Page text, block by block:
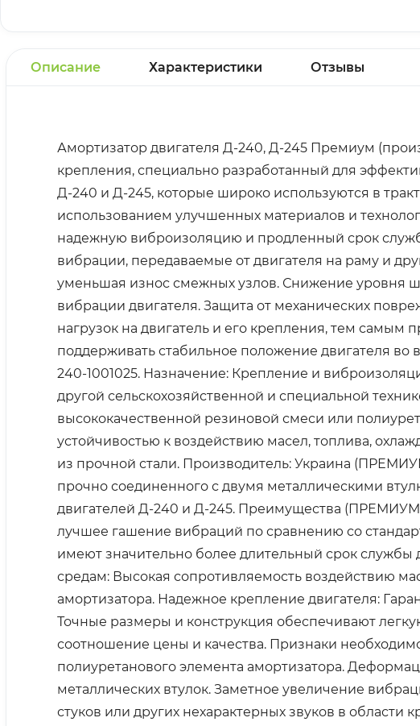
Описание Характеристики Отзывы
Амортизатор двигателя Д-240, Д-245 Премиум
крепления, специально разработанный для
Д-240 и Д-245, которые широко используются в
использованием улучшенных материалов и
надежную виброизоляцию и продленный срок
вибрации, передаваемые от двигателя на раму и
уменьшая износ смежных узлов. Снижение уровня
вибрации двигателя. Защита от механических
нагрузок на двигатель и его крепления, тем самым
поддерживать стабильное положение двигателя во
240-1001025. Назначение: Крепление и
другой сельскохозяйственной и специальной
высококачественной резиновой смеси или
устойчивостью к воздействию масел, топлива,
из прочной стали. Производитель: Украина
прочно соединенного с двумя металлическими
двигателей Д-240 и Д-245. Преимущества (ПРЕМИУМ
лучшее гашение вибраций по сравнению со
имеют значительно более длительный срок службы
средам: Высокая сопротивляемость воздействию
амортизатора. Надежное крепление двигателя:
Точные размеры и конструкция обеспечивают
соотношение цены и качества. Признаки
полиуретанового элемента амортизатора.
металлических втулок. Заметное увеличение
стуков или других нехарактерных звуков в